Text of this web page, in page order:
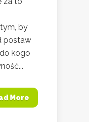
by
postaw
kogo
More